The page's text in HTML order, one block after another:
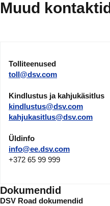
Muud kontaktid
Tolliteenused
toll@dsv.com
Kindlustus ja kahjukäsitlus
kindlustus@dsv.com
kahjukasitlus@dsv.com
Üldinfo
info@ee.dsv.com
+372 65 99 999
Dokumendid
DSV Road dokumendid